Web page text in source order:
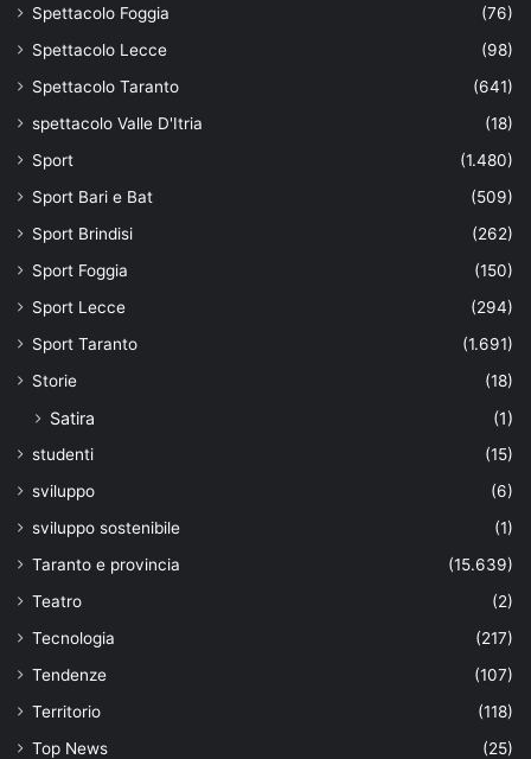
Spettacolo Foggia
(76)
Spettacolo Lecce
(98)
Spettacolo Taranto
(641)
spettacolo Valle D'Itria
(18)
Sport
(1.480)
Sport Bari e Bat
(509)
Sport Brindisi
(262)
Sport Foggia
(150)
Sport Lecce
(294)
Sport Taranto
(1.691)
Storie
(18)
Satira (1)
studenti
(15)
sviluppo
(6)
sviluppo sostenibile
(1)
Taranto e provincia
(15.639)
Teatro
(2)
Tecnologia
(217)
Tendenze
(107)
Territorio
(118)
Top News
(25)